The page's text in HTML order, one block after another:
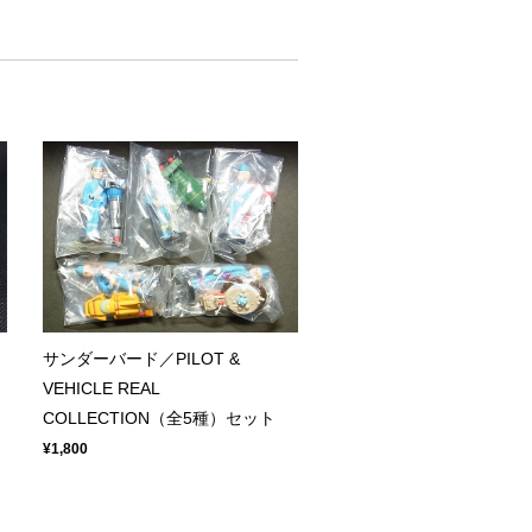
サンダーバード／PILOT &
VEHICLE REAL
COLLECTION（全5種）セット
¥1,800